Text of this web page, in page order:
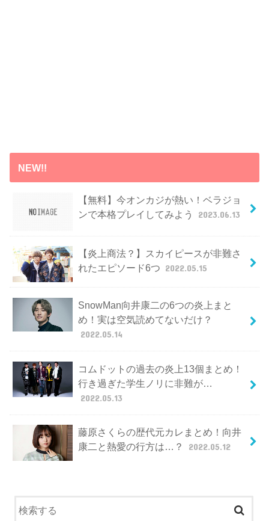
NEW!!
【無料】今オンカジが熱い！ベラジョ
ンで本格プレイしてみよう
2023.06.13
【炎上商法？】スカイピースが非難さ
れたエピソード6つ 2022.05.15
SnowMan向井康二の6つの炎上まと
め！実は空気読めてないだけ？
2022.05.14
コムドットの過去の炎上13個まとめ！
行き過ぎた学生ノリに非難が…
2022.05.13
藤原さくらの歴代元カレまとめ！向井
康二と熱愛の行方は…？
2022.05.12